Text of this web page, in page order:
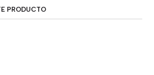
PRODUCTO